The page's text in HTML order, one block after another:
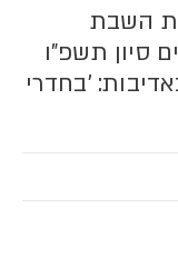
השבת
סיון תשפ"ו
'בחדרי